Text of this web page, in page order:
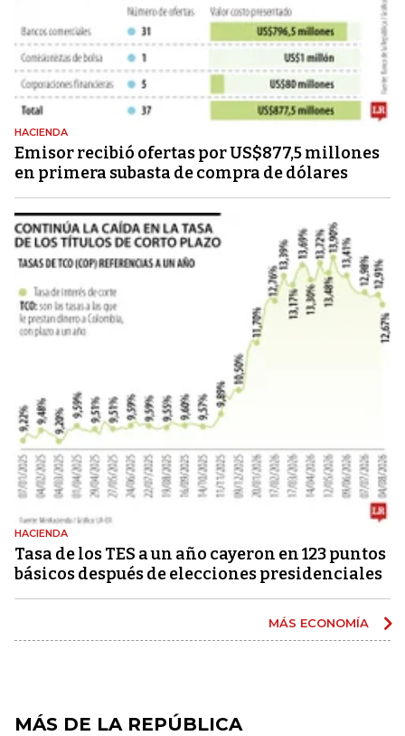
HACIENDA
Emisor recibió ofertas por US$877,5 millones
en primera subasta de compra de dólares
HACIENDA
Tasa de los TES a un año cayeron en 123 puntos
básicos después de elecciones presidenciales
MÁS ECONOMÍA
MÁS DE LA REPÚBLICA